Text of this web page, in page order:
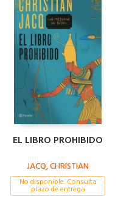
EL LIBRO PROHIBIDO
JACQ, CHRISTIAN
No disponible. Consulta
plazo de entrega